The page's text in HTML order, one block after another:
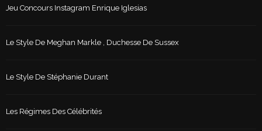
Jeu Concours Instagram Enrique Iglesias
Le Style De Meghan Markle , Duchesse De Sussex
Le Style De Stéphanie Durant
Les Régimes Des Célébrités